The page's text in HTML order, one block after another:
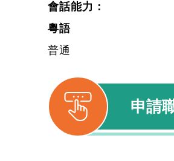
會話能力：
粵語
普通
申請